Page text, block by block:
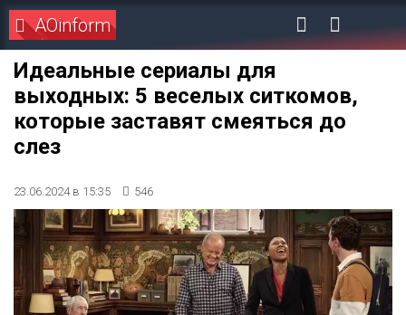
AOinform
Идеальные сериалы для
выходных: 5 веселых ситкомов,
которые заставят смеяться до
слез
23.06.2024 в 15:35 546